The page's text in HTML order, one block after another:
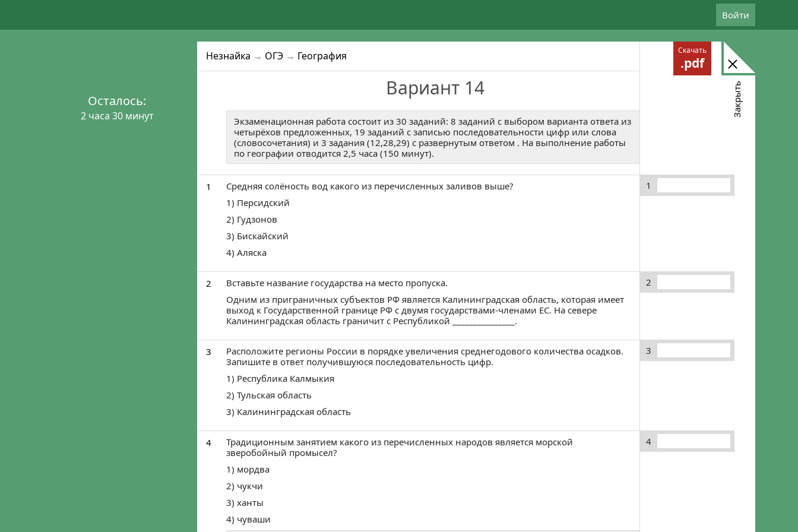
Войти
Осталось:
2 часа 30 минут Закрыть
Скачать
.pdf
Незнайка → ОГЭ → География
Вариант 14
Экзаменационная работа состоит из 30 заданий: 8 заданий с выбором варианта ответа из
четырёхов предложенных, 19 заданий с записью последовательности цифр или слова
(словосочетания) и 3 задания (12,28,29) с развернутым ответом . На выполнение работы
по географии отводится 2,5 часа (150 минут).
1 1
Средняя солёность вод какого из перечисленных заливов выше?
1) Персидский
2) Гудзонов
3) Бискайский
4) Аляска
2 2
Вставьте название государства на место пропуска.
Одним из приграничных субъектов РФ является Калининградская область, которая имеет
выход к Государственной границе РФ с двумя государствами-членами ЕС. На севере
Калининградская область граничит с Республикой _______________.
3 3
Расположите регионы России в порядке увеличения среднегодового количества осадков.
Запишите в ответ получившуюся последовательность цифр.
1) Республика Калмыкия
2) Тульская область
3) Калининградская область
4 4
Традиционным занятием какого из перечисленных народов является морской
зверобойный промысел?
1) мордва
2) чукчи
3) ханты
4) чуваши